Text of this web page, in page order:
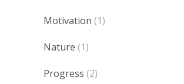
Motivation (1)
Nature (1)
Progress (2)